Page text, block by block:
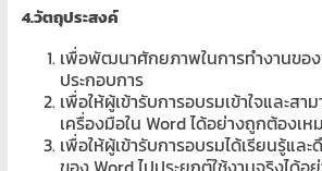
เช่า
ราคา
4.วัตถุประสงค์
เพื่อพัฒนาศักยภาพในการทำงานขอ
ประกอบการ
เพื่อให้ผู้เข้ารับการอบรมเข้าใจและสา
เครื่องมือใน Word ได้อย่างถูกต้องเห
เพื่อให้ผู้เข้ารับการอบรมได้เรียนรู้และ